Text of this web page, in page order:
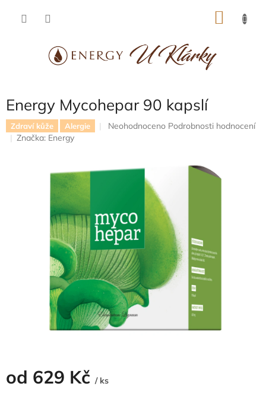
Energy Mycohepar 90 kapslí
Zdraví kůže Alergie
Průměrné
0,0
Neohodnoceno Podrobnosti hodnocení
Značka: Energy
od 629 Kč / ks